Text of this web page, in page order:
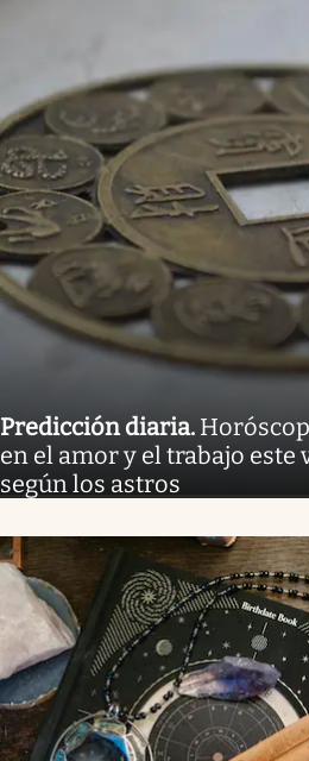
Predicción diaria.
en el amor y el trabajo este
según los astros